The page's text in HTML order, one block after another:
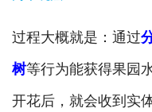
过程大概就是：通过
树等行为能获得果园
开花后，就会收到实